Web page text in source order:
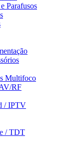
Parafusos
Multifoco
RF
/ IPTV
/ TDT